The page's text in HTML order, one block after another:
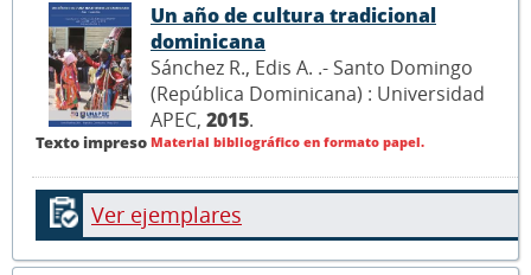
Texto impreso
Un año de cultura tradicional
dominicana
Sánchez R., Edis A. .- Santo Domingo
(República Dominicana) : Universidad
APEC, 2015.
Material bibliográfico en formato papel.
Ver ejemplares